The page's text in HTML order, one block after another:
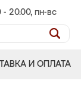
- 20.00, пн-вс
И ОПЛАТА